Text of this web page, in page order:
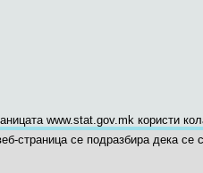
www.stat.gov.mk користи
страница се подразбира дека се